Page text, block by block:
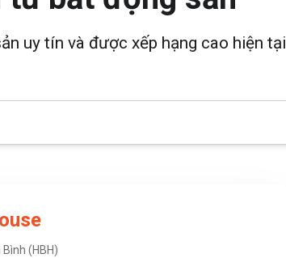
uy tín và được xếp hạng cao hiện tại
(HBH)